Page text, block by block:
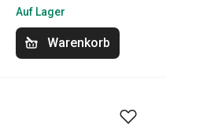
Auf Lager
Warenkorb